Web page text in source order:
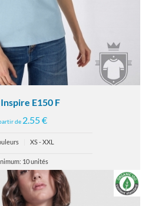
E150 F
de 2.55 €
XS - XXL
10 unités